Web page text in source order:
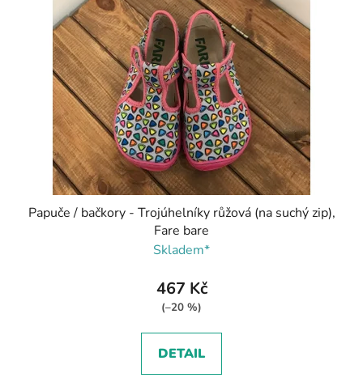
Papuče / bačkory - Trojúhelníky růžová (na suchý zip),
Fare bare
Skladem*
467 Kč
(–20 %)
DETAIL